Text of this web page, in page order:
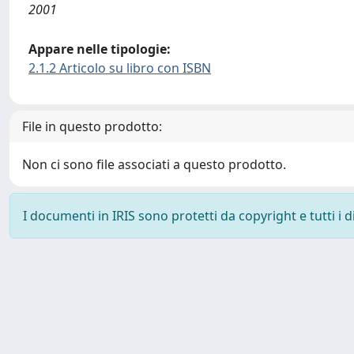
2001
Appare nelle tipologie:
2.1.2 Articolo su libro con ISBN
File in questo prodotto:
Non ci sono file associati a questo prodotto.
I documenti in IRIS sono protetti da copyright e tutti i